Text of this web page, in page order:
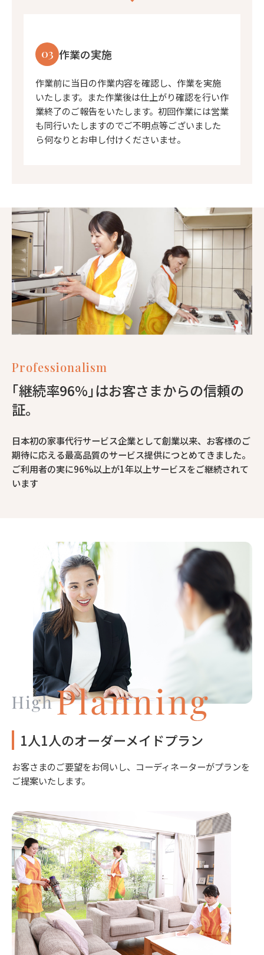
03 作業の実施
作業前に当日の作業内容を確認し、作業を実施
いたします。また作業後は仕上がり確認を行い作
業終了のご報告をいたします。初回作業には営業
も同行いたしますのでご不明点等ございました
ら何なりとお申し付けくださいませ。
Professionalism
｢継続率96%｣はお客さまからの信頼の
証。
日本初の家事代行サービス企業として創業以来、お客様のご
期待に応える最高品質のサービス提供につとめてきました。
ご利用者の実に96%以上が1年以上サービスをご継続されて
います
1人1人のオーダーメイドプラン
お客さまのご要望をお伺いし、コーディネーターがプランを
ご提案いたします。